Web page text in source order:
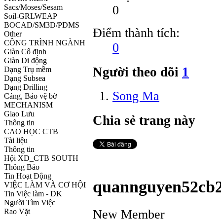
Sacs/Moses/Sesam
Soil-GRLWEAP
BOCAD/SM3D/PDMS
Other
CÔNG TRÌNH NGÀNH
Giàn Cố định
Giàn Di động
Dạng Trụ mềm
Dạng Subsea
Dạng Drilling
Cảng, Bảo vệ bờ
MECHANISM
Giao Lưu
Thông tin
CAO HỌC CTB
Tài liệu
Thông tin
Hội XD_CTB SOUTH
Thông Báo
Tin Hoạt Động
VIỆC LÀM VÀ CƠ HỘI
Tin Việc làm - DK
Người Tìm Việc
Rao Vặt
0
Điểm thành tích:
0
Người theo dõi 1
Song Ma
Chia sẻ trang này
New Member